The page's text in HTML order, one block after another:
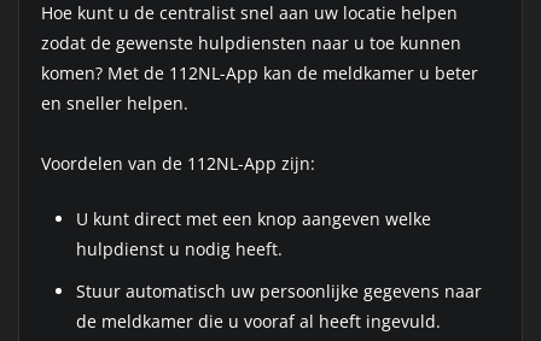
Hoe kunt u de centralist snel aan uw locatie helpen
zodat de gewenste hulpdiensten naar u toe kunnen
komen? Met de 112NL-App kan de meldkamer u beter
en sneller helpen.
Voordelen van de 112NL-App zijn:
U kunt direct met een knop aangeven welke
hulpdienst u nodig heeft.
Stuur automatisch uw persoonlijke gegevens naar
de meldkamer die u vooraf al heeft ingevuld.